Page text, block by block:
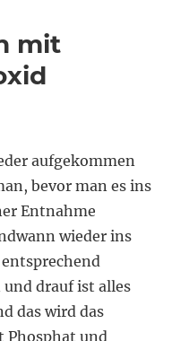
modernes
DIY
Projekt
mit
aufgekommen
bevor man es ins
Entnahme
wieder ins
drauf ist alles
das wird das
Phosphat und